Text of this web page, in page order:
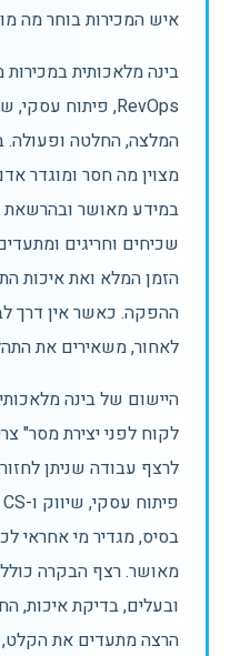
איש המכירות בוחר מה
בינה מלאכותית במכירות
המלצה, החלטה
מצוין מה חסר ומוגדר
במידע מאושר ובהרשאת
שכיחים וחריגים
הזמן המלא ואת איכות
ההפקה. כאשר אין דרך
לאחור, משאירים את
היישום של בינה
לקוח לפני יצירת מסר"
בסיס, מגדיר מי אחראי
ובעלים, בדיקת איכות,
הרצה מתעדים את הקלט,